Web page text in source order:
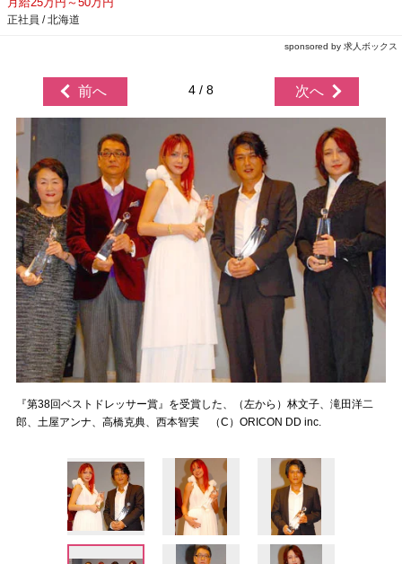
正社員 / 北海道
sponsored by 求人ボックス
前へ 4 / 8 次へ
『第38回ベストドレッサー賞』を受賞した、（左から）林文子、滝田洋二
郎、土屋アンナ、高橋克典、西本智実 （C）ORICON DD inc.